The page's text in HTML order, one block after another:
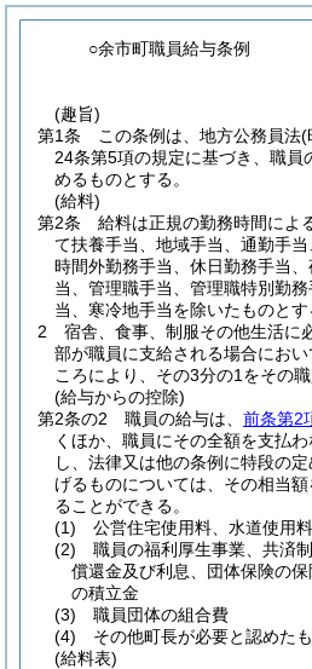
○余市町職員給与条例
(趣旨)
第1条
この条例は、地方公務員法(
24条第5項の規定に基づき、職員
めるものとする。
(給料)
第2条
給料は正規の勤務時間によ
て扶養手当、地域手当、通勤手当
時間外勤務手当、休日勤務手当
当、管理職手当、管理職特別勤
当、寒冷地手当を除いたものとす
2
宿舎、食事、制服その他生活に
部が職員に支給される場合にお
ころにより、その3分の1をその
(給与からの控除)
第2条の2
職員の給与は、 前条第2
くほか、職員にその全額を支払わ
し、法律又は他の条例に特段の
げるものについては、その相当
ることができる。
(1)
公営住宅使用料、水道使用
(2)
職員の福利厚生事業、共済
償還金及び利息、団体保険の
の積立金
(3)
職員団体の組合費
(4)
その他町長が必要と認めた
(給料表)